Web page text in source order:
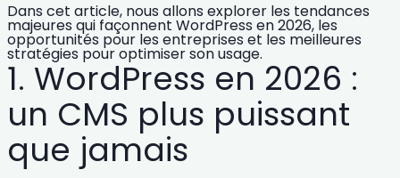
Dans cet article, nous allons explorer les tendances
majeures qui façonnent WordPress en 2026, les
opportunités pour les entreprises et les meilleures
stratégies pour optimiser son usage.
1. WordPress en 2026 :
un CMS plus puissant
que jamais